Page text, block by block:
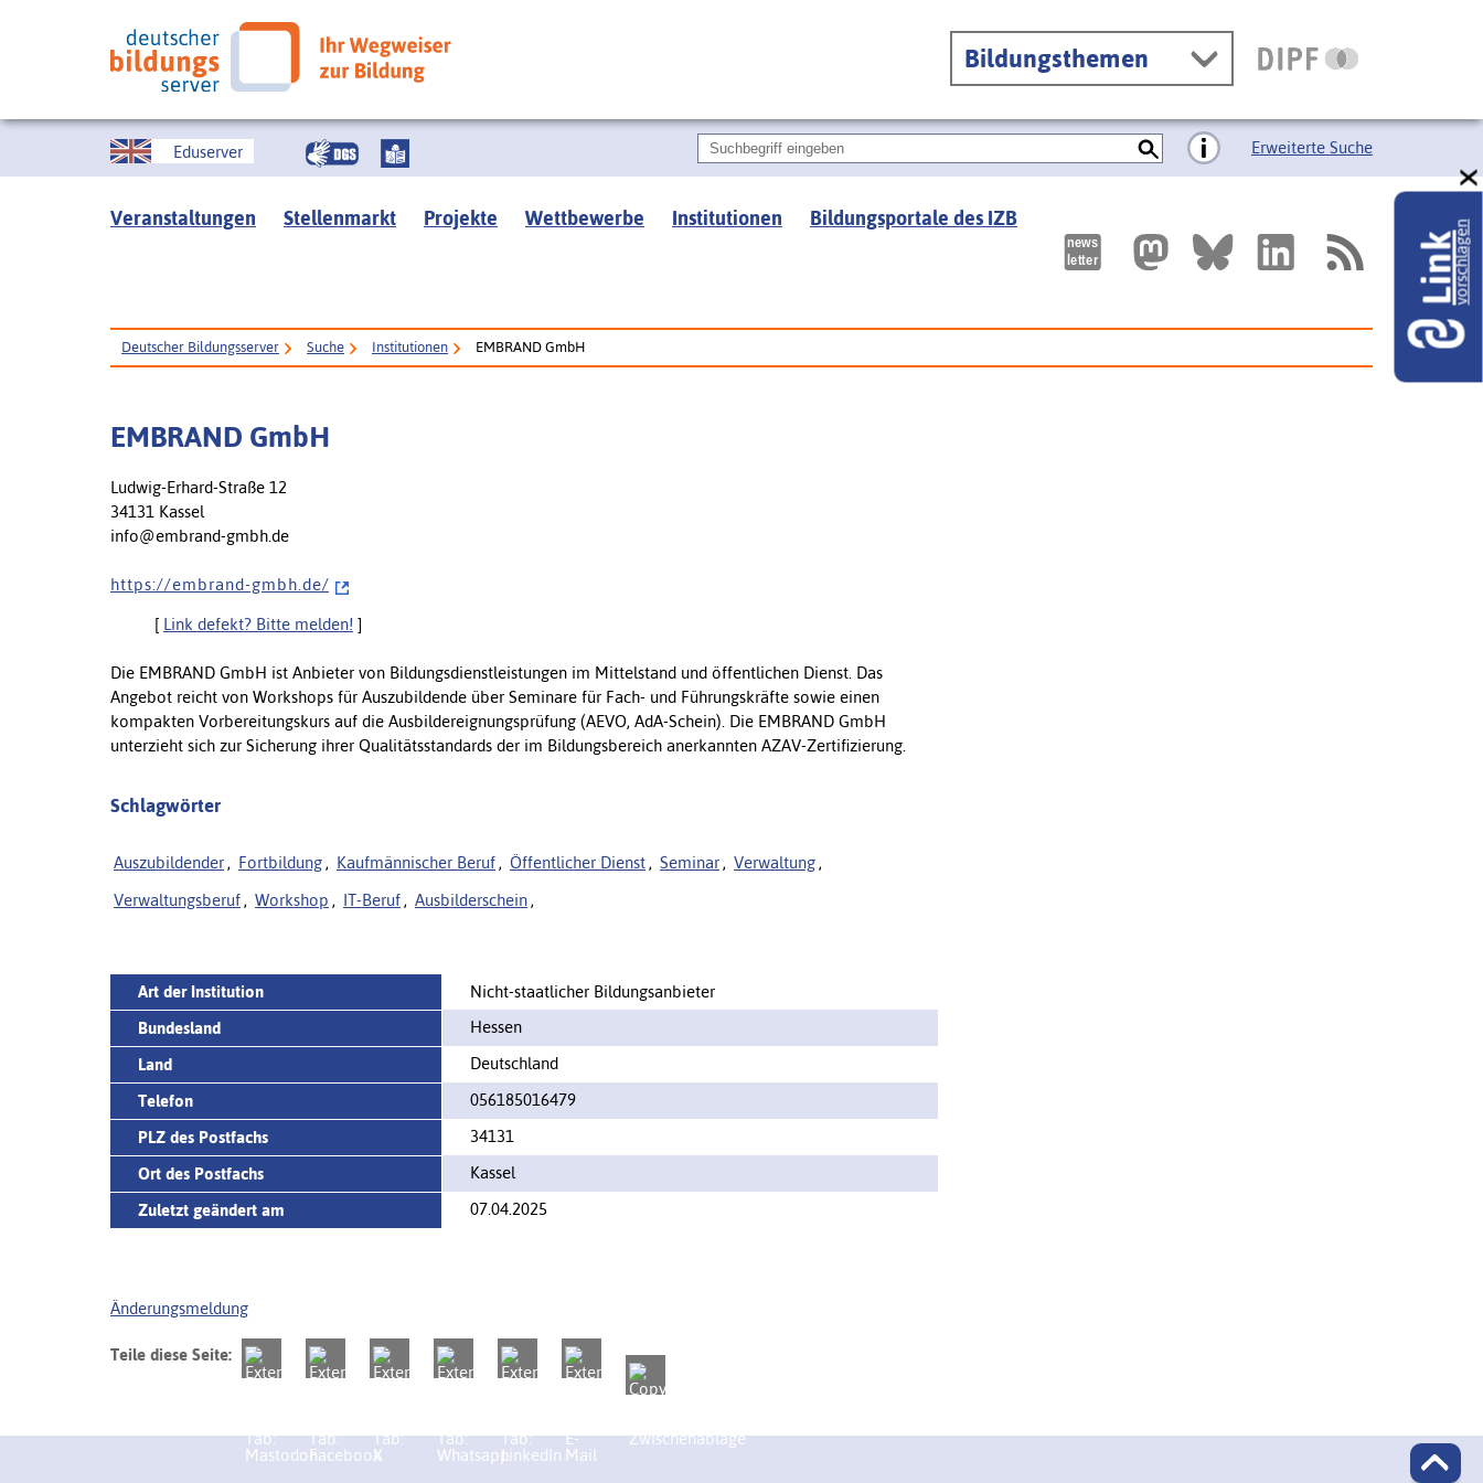
Bildungsthemen
Eduserver Erweiterte Suche
Veranstaltungen Stellenmarkt Projekte Wettbewerbe Institutionen Bildungsportale des IZB
Deutscher Bildungsserver Suche Institutionen EMBRAND GmbH
EMBRAND GmbH
Ludwig-Erhard-Straße 12
34131 Kassel
info@embrand-gmbh.de
h t t p s : / / e m b r a n d - g m b h . d e /
[ Link defekt? Bitte melden! ]
Die EMBRAND GmbH ist Anbieter von Bildungsdienstleistungen im Mittelstand und öffentlichen Dienst. Das
Angebot reicht von Workshops für Auszubildende über Seminare für Fach- und Führungskräfte sowie einen
kompakten Vorbereitungskurs auf die Ausbildereignungsprüfung (AEVO, AdA-Schein). Die EMBRAND GmbH
unterzieht sich zur Sicherung ihrer Qualitätsstandards der im Bildungsbereich anerkannten AZAV-Zertifizierung.
Schlagwörter
Auszubildender , Fortbildung , Kaufmännischer Beruf , Öffentlicher Dienst , Seminar , Verwaltung ,
Verwaltungsberuf , Workshop , IT-Beruf , Ausbilderschein ,
Art der Institution
Nicht-staatlicher Bildungsanbieter
Bundesland
Hessen
Land
Deutschland
Telefon
056185016479
PLZ des Postfachs
34131
Ort des Postfachs
Kassel
Zuletzt geändert am
07.04.2025
Änderungsmeldung
Teile diese Seite:
Linkvorschlagen